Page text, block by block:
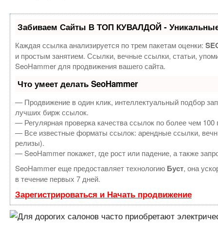
Забиваем Сайты В ТОП КУВАЛДОЙ - Уникальные
Каждая ссылка анализируется по трем пакетам оценки:
и простым занятием. Ссылки, вечные ссылки, статьи,
SeoHammer для продвижения вашего сайта.
Что умеет делать SeoHammer
— Продвижение в один клик, интеллектуальный подбор
лучших бирж ссылок.
— Регулярная проверка качества ссылок по более чем
— Все известные форматы ссылок: арендные ссылки,
релизы).
— SeoHammer покажет, где рост или падение, а также
SeoHammer еще предоставляет технологию Буст, она
в течение первых 7 дней.
Зарегистрироваться и Начать продвижение